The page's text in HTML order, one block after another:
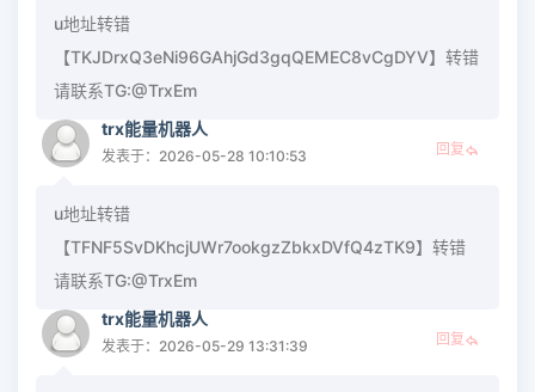
u地址转错
【TKJDrxQ3eNi96GAhjGd3gqQEMEC8vCgDYV】转错
请联系TG:@TrxEm
trx能量机器人
发表于：2026-05-28 10:10:53 回复
u地址转错
【TFNF5SvDKhcjUWr7ookgzZbkxDVfQ4zTK9】转错
请联系TG:@TrxEm
trx能量机器人
发表于：2026-05-29 13:31:39 回复